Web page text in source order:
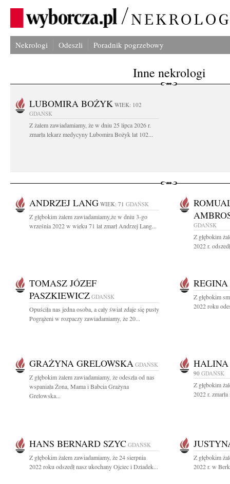
Nekrologi Odeszli Poradnik pogrzebowy
Inne nekrologi
LUBOMIRA BOŻYK WIEK: 102
GDAŃSK
Z żalem zawiadamiamy, że w dniu 25 lipca 2026 r.
zmarła lekarz medycyny Lubomira Bożyk lat 102...
ANDRZEJ LANG WIEK: 71 GDAŃSK
Z głębokim żalem zawiadamiamy,że w dniu 3-go
września 2022 w wieku 71 lat zmarł Andrzej Lang...
GDAŃSK
Z głębokim
2022 r.
TOMASZ JÓZEF
PASZKIEWICZ GDAŃSK
Opuściła nas jedna osoba, a cały świat zdaje się pusty
Pogrążeni w rozpaczy zawiadamiamy, że 20...
Z głębokim
2022 roku
GRAŻYNA GRELOWSKA GDAŃSK
Z głębokim żalem zawiadamiamy, że odeszła od nas
wspaniała Żona, Mama i Babcia Grażyna
Grelowska...
HALINA
90 GDAŃSK
Z głębokim
2022 r.
HANS BERNARD SZYC GDAŃSK
Z głębokim żalem zawiadamiamy, że 24 sierpnia
2022 roku odszedł nasz ukochany Ojciec i Dziadek...
Z głębokim
2022 r. w